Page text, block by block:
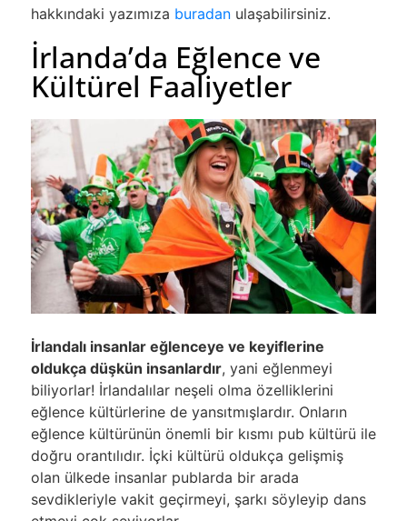
hakkındaki yazımıza buradan ulaşabilirsiniz.
İrlanda’da Eğlence ve
Kültürel Faaliyetler
İrlandalı insanlar eğlenceye ve keyiflerine
oldukça düşkün insanlardır, yani eğlenmeyi
biliyorlar! İrlandalılar neşeli olma özelliklerini
eğlence kültürlerine de yansıtmışlardır. Onların
eğlence kültürünün önemli bir kısmı pub kültürü ile
doğru orantılıdır. İçki kültürü oldukça gelişmiş
olan ülkede insanlar publarda bir arada
sevdikleriyle vakit geçirmeyi, şarkı söyleyip dans